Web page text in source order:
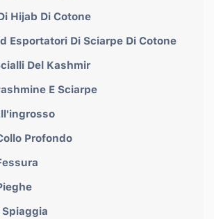
Hijab Di Cotone
Esportatori Di Sciarpe Di Cotone
Del Kashmir
E Sciarpe
Profondo